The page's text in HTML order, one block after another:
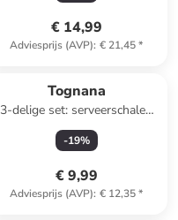
€ 14,99
Adviesprijs (AVP): € 21,45*
Tognana
3-delige set: serveerschalen
"Ornament Pearl" wit - (L)27,5
cm
-19%
€ 9,99
Adviesprijs (AVP): € 12,35*